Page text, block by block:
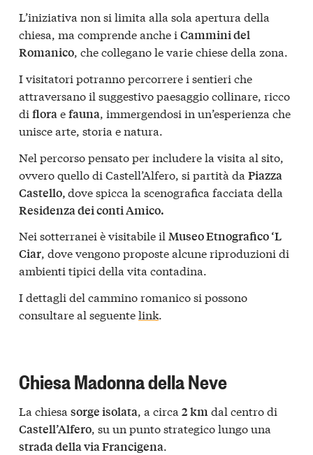
L’iniziativa non si limita alla sola apertura della
chiesa, ma comprende anche i Cammini del
Romanico, che collegano le varie chiese della zona.
I visitatori potranno percorrere i sentieri che
attraversano il suggestivo paesaggio collinare, ricco
di floraefauna, immergendosi in un’esperienza che
unisce arte, storia e natura.
Nel percorso pensato per includere la visita al sito,
ovvero quello di Castell’Alfero, si partità da Piazza
Castello,dove spicca la scenografica facciata della
Residenza dei conti Amico.
Nei sotterranei è visitabile il Museo Etnografico ‘L
Ciar, dove vengono proposte alcune riproduzioni di
ambienti tipici della vita contadina.
I dettagli del cammino romanico si possono
consultare al seguentelink.
Chiesa Madonna della Neve
La chiesa sorge isolata , a circa 2 km dal centro di
Castell’Alfero , su un punto strategico lungo una
strada della via Francigena